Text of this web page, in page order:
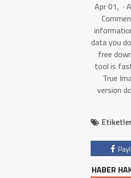
Apr 01, ·
data you
free
tool is
True
version
HABER